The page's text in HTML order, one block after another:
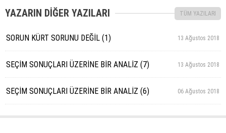
YAZARIN DİĞER YAZILARI TÜM YAZILARI
SORUN KÜRT SORUNU DEĞİL (1) 13 Ağustos 2018
SEÇİM SONUÇLARI ÜZERİNE BİR ANALİZ (7) 13 Ağustos 2018
SEÇİM SONUÇLARI ÜZERİNE BİR ANALİZ (6) 06 Ağustos 2018